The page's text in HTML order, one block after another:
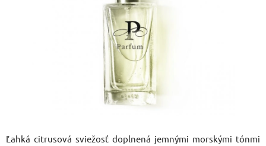
Ľahká citrusová sviežosť doplnená jemnými morskými tónmi